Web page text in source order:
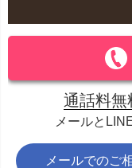
通話料無
メールと
メールでのご